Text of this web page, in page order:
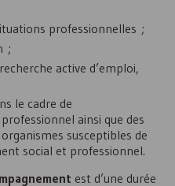
professionnelles ;
;
active d’emploi,
le cadre de
ainsi que des
susceptibles de
social et professionnel.
est d’une durée